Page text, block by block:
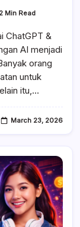
2 Min Read
ChatGPT &
AI menjadi
orang
untuk
itu,…
March 23, 2026